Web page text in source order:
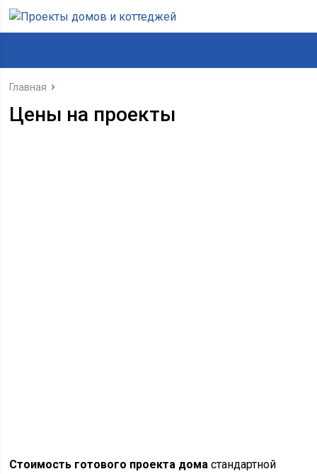
Главная
Цены на проекты
Стоимость готового проекта дома стандартной